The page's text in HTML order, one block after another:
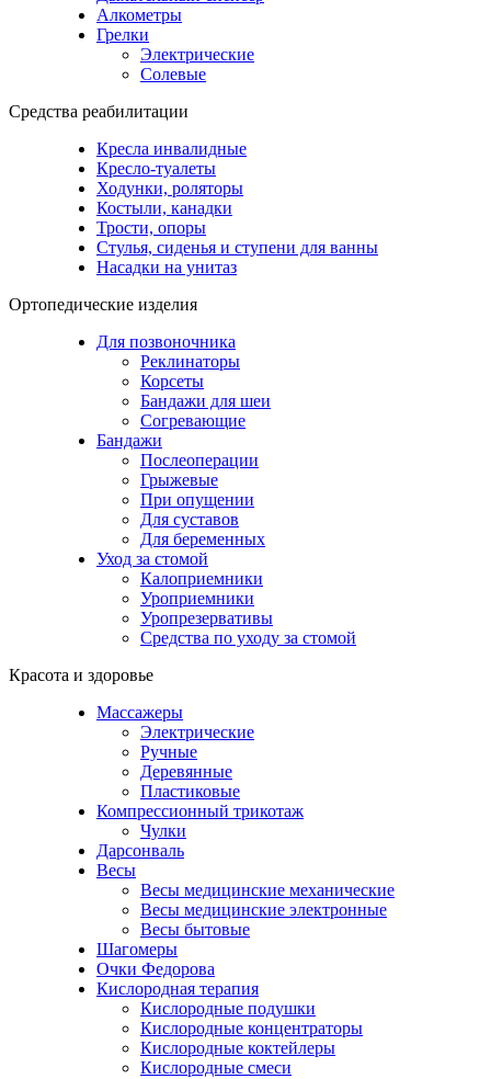
Алкометры
Грелки
Электрические
Солевые
Средства реабилитации
Кресла инвалидные
Кресло-туалеты
Ходунки, роляторы
Костыли, канадки
Трости, опоры
Стулья, сиденья и ступени для ванны
Насадки на унитаз
Ортопедические изделия
Для позвоночника
Реклинаторы
Корсеты
Бандажи для шеи
Согревающие
Бандажи
Послеоперации
Грыжевые
При опущении
Для суставов
Для беременных
Уход за стомой
Калоприемники
Уроприемники
Уропрезервативы
Средства по уходу за стомой
Красота и здоровье
Массажеры
Электрические
Ручные
Деревянные
Пластиковые
Компрессионный трикотаж
Чулки
Дарсонваль
Весы
Весы медицинские механические
Весы медицинские электронные
Весы бытовые
Шагомеры
Очки Федорова
Кислородная терапия
Кислородные подушки
Кислородные концентраторы
Кислородные коктейлеры
Кислородные смеси